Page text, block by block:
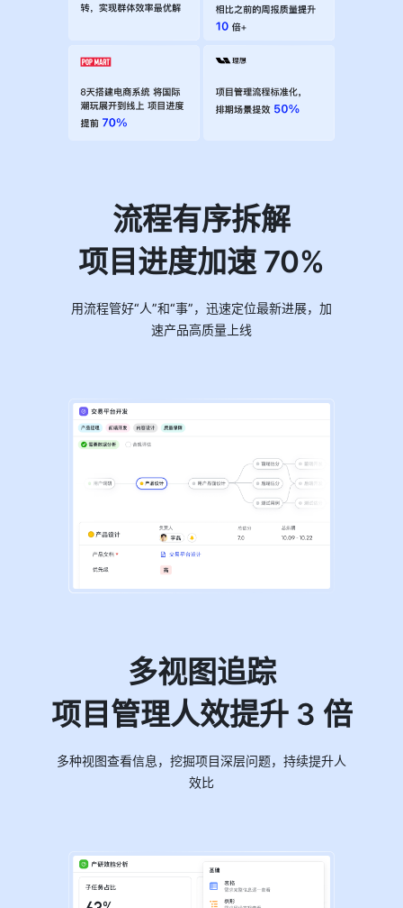
流程有序拆解
项目进度加速 70%
用流程管好“人”和“事”，迅速定位最新进展，加
速产品高质量上线
多视图追踪
项目管理人效提升 3 倍
多种视图查看信息，挖掘项目深层问题，持续提升人
效比